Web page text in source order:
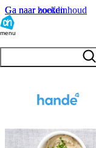
Ga naar hoofdinhoud
Ga naar zoeken
menu